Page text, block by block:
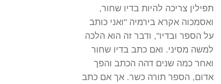
תפילין צריכה להיות בדיו שחור,
ואסמכוה אקרא בירמיה "ואני כותב
על הספר ובדיו", ודבר זה הוא הלכה
למשה מסיני. ואם כתב בדיו שחור
ואחר כמה שנים דהה הכתב והפך
אדום, הספר תורה כשר. אך אם כתב